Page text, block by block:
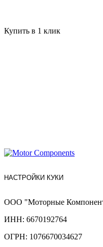
Купить в 1 клик
НАСТРОЙКИ КУКИ
ООО "Моторные
ИНН: 6670192764
ОГРН: 1076670034627